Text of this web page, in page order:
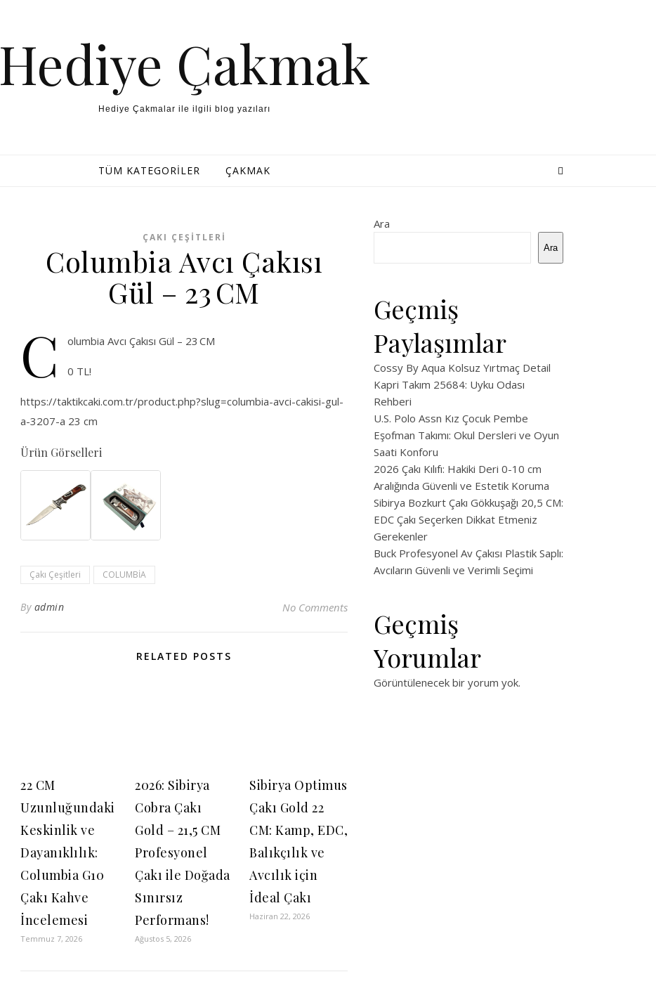
Hediye Çakmak
Hediye Çakmalar ile ilgili blog yazıları
TÜM KATEGORILER ÇAKMAK
ÇAKI ÇEŞITLERI
Columbia Avcı Çakısı
Gül – 23 CM
C olumbia Avcı Çakısı Gül – 23 CM
0 TL!
https://taktikcaki.com.tr/product.php?slug=columbia-avci-cakisi-gul-
a-3207-a 23 cm
Ürün Görselleri
Çakı Çeşitleri COLUMBİA
By admin No Comments
RELATED POSTS
22 CM
Uzunluğundaki
Keskinlik ve
Dayanıklılık:
Columbia G10
Çakı Kahve
İncelemesi
Temmuz 7, 2026
2026: Sibirya
Cobra Çakı
Gold – 21,5 CM
Profesyonel
Çakı ile Doğada
Sınırsız
Performans!
Ağustos 5, 2026
Sibirya Optimus
Çakı Gold 22
CM: Kamp, EDC,
Balıkçılık ve
Avcılık için
İdeal Çakı
Haziran 22, 2026
Ara
Ara
Geçmiş
Paylaşımlar
Cossy By Aqua Kolsuz Yırtmaç Detail
Kapri Takım 25684: Uyku Odası
Rehberi
U.S. Polo Assn Kız Çocuk Pembe
Eşofman Takımı: Okul Dersleri ve Oyun
Saati Konforu
2026 Çakı Kılıfı: Hakiki Deri 0-10 cm
Aralığında Güvenli ve Estetik Koruma
Sibirya Bozkurt Çakı Gökkuşağı 20,5 CM:
EDC Çakı Seçerken Dikkat Etmeniz
Gerekenler
Buck Profesyonel Av Çakısı Plastik Saplı:
Avcıların Güvenli ve Verimli Seçimi
Geçmiş
Yorumlar
Görüntülenecek bir yorum yok.